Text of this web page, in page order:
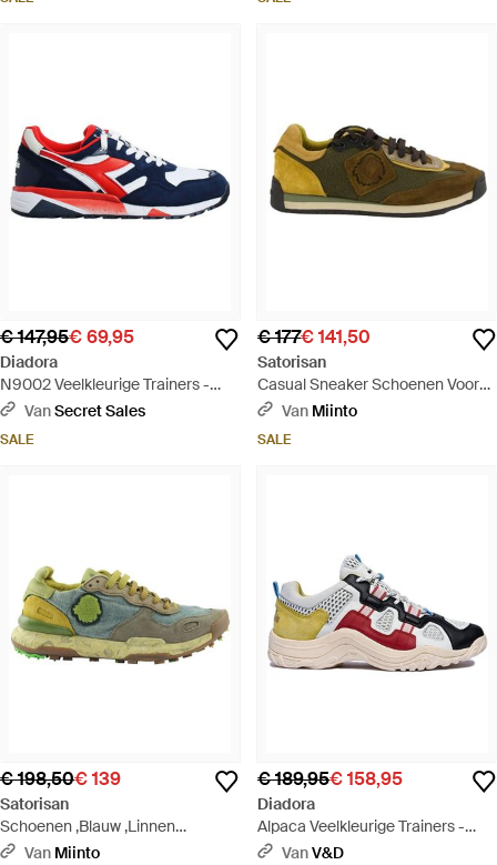
€ 147,95€ 69,95
Diadora
N9002 Veelkleurige Trainers -
Blauw
VanSecret Sales
SALE
€ 177€ 141,50
Satorisan
Casual Sneaker Schoenen Voor
Mannen - Groen
Van Miinto
SALE
€ 198,50€ 139
Satorisan
Schoenen ,Blauw ,Linnen
Melancholisch Grijs Linnen
Van Miinto
€ 189,95€ 158,95
Diadora
Alpaca Veelkleurige Trainers -
RozeVanV&D